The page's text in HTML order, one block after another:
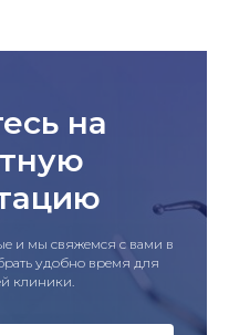
на
и мы свяжемся с вами в
удобно время для
клиники.